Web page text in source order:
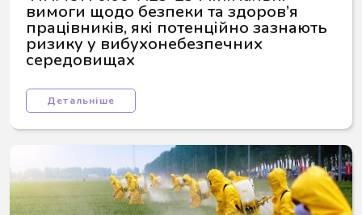
вимоги щодо безпеки та здоров’я
працівників, які потенційно зазнають
ризику у вибухонебезпечних
середовищах
Детальніше